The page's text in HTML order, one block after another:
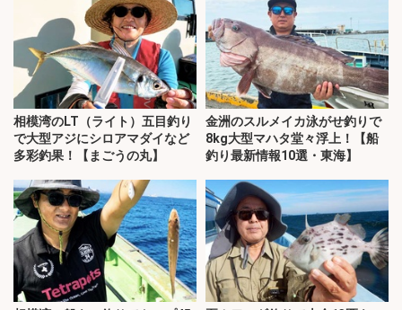
相模湾のLT（ライト）五目釣り
で大型アジにシロアマダイなど
多彩釣果！【まごうの丸】
金洲のスルメイカ泳がせ釣りで
8kg大型マハタ堂々浮上！【船
釣り最新情報10選・東海】